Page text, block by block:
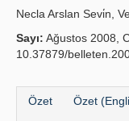
Necla Arslan Sevi̇n,
Sayı: Ağustos 2008,
10.37879/
Özet Özet